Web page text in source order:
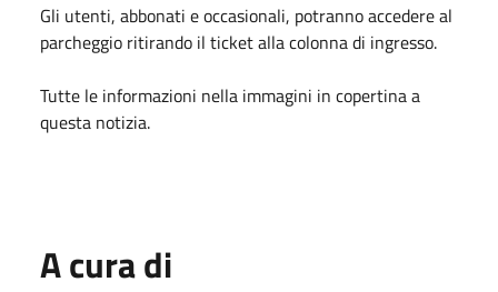
Gli utenti, abbonati e occasionali, potranno accedere al
parcheggio ritirando il ticketalla colonna di ingresso.
Tutte le informazioni nella immagini in copertina a
questa notizia.
A cura di